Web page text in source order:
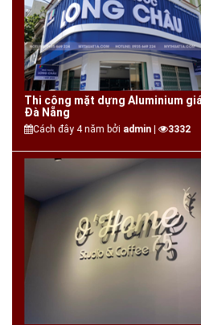
Thi công mặt dựng Aluminium
Đà Nẵng
Cách đây 4 năm bởi admin | 3332